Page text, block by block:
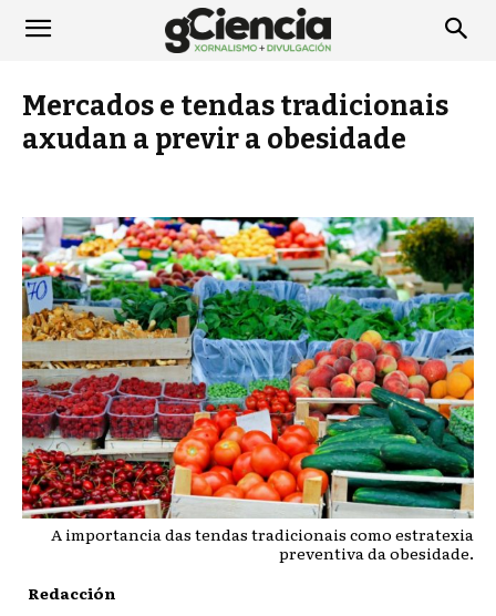
Mercados e tendas tradicionais
axudan a previr a obesidade
A importancia das tendas tradicionais como estratexia
preventiva da obesidade.
Redacción